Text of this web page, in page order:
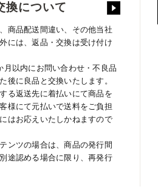
換について
商品配送間違い、その他当社
には、返品・交換は受け付け
月以内にお問い合わせ・不良品
後に良品と交換いたします。
る返送先に着払いにて商品を
様にて元払いで送料をご負担
はお応えいたしかねますので
ンツの場合は、商品の発行間
途認める場合に限り、再発行